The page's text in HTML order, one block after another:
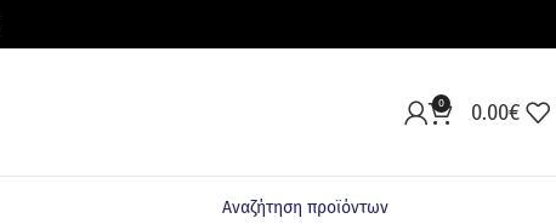
0 0.00€